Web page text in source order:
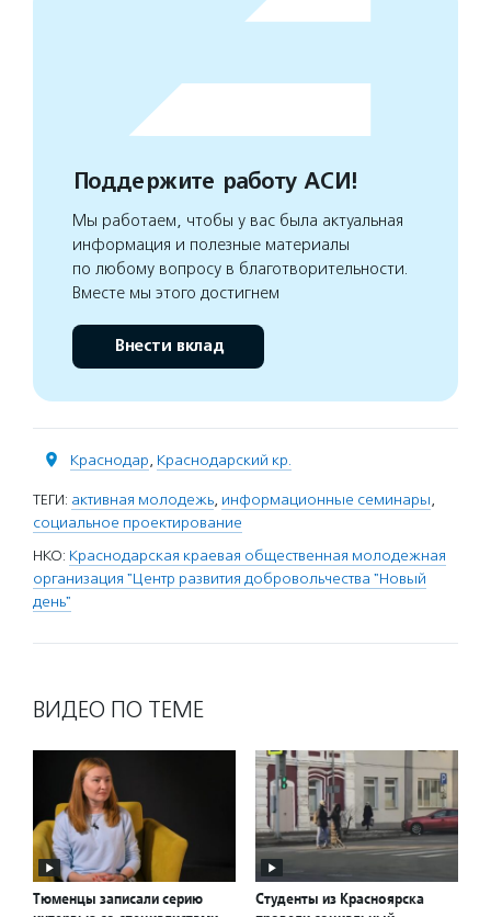
Поддержите работу АСИ!
Мы работаем, чтобы у вас была актуальная
информация и полезные материалы
по любому вопросу в благотворительности.
Вместе мы этого достигнем
Внести вклад
Краснодар, Краснодарский кр.
ТЕГИ: активная молодежь, информационные семинары,
социальное проектирование
НКО: Краснодарская краевая общественная молодежная
организация "Центр развития добровольчества "Новый
день"
ВИДЕО ПО ТЕМЕ
Тюменцы записали серию
Студенты из Красноярска